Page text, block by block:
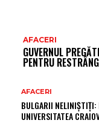
AFACERI
GUVERNUL
PENTRU
AFACERI
BULGARII NELINIȘTIȚI:
UNIVERSITATEA